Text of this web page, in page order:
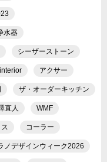
水器
シーザーストーン
アクサー
ザ・オーダーキッチン
直人 WMF
コーラー
ノデザインウィーク2026